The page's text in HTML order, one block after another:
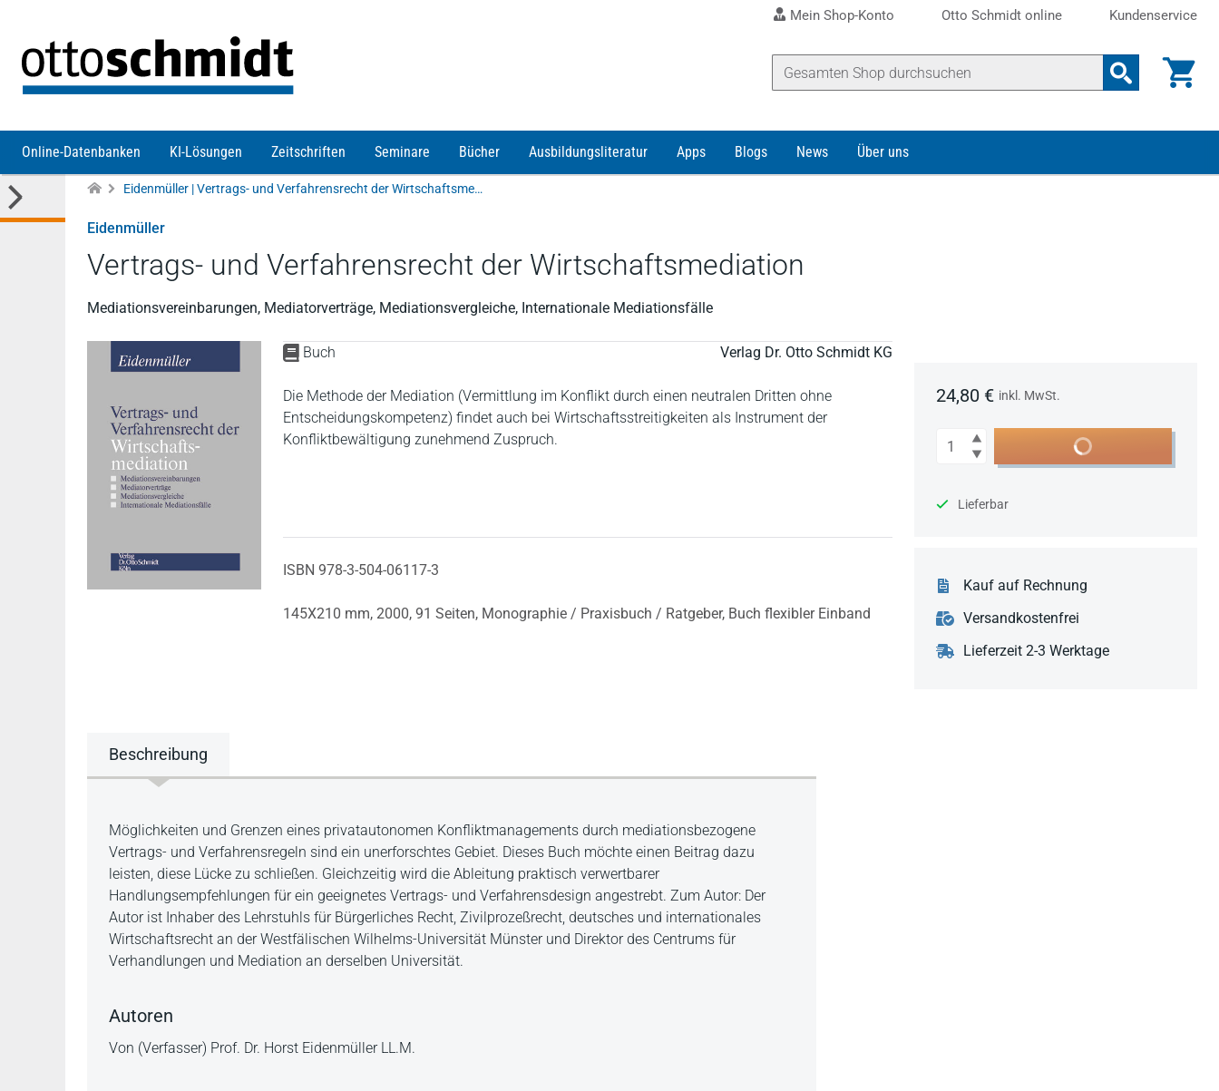
Mein Shop-Konto Otto Schmidt online Kundenservice
Online-Datenbanken KI-Lösungen Zeitschriften Seminare Bücher Ausbildungsliteratur Apps Blogs News Über uns
Eidenmüller | Vertrags- und Verfahrensrecht der Wirtschaftsmediation
Eidenmüller
Vertrags- und Verfahrensrecht der Wirtschaftsmediation
Mediationsvereinbarungen, Mediatorverträge, Mediationsvergleiche, Internationale Mediationsfälle
Buch Verlag Dr. Otto Schmidt KG
Die Methode der Mediation (Vermittlung im Konflikt durch einen neutralen Dritten ohne
Entscheidungskompetenz) findet auch bei Wirtschaftsstreitigkeiten als Instrument der
Konfliktbewältigung zunehmend Zuspruch.
ISBN 978-3-504-06117-3
145X210 mm, 2000, 91 Seiten, Monographie / Praxisbuch / Ratgeber, Buch flexibler Einband
24,80 € inkl. MwSt.
Anzahl In den Warenkorb
Lieferbar
Kauf auf Rechnung
Versandkostenfrei
Lieferzeit 2-3 Werktage
Beschreibung
Beschreibung
Möglichkeiten und Grenzen eines privatautonomen Konfliktmanagements durch mediationsbezogene
Vertrags- und Verfahrensregeln sind ein unerforschtes Gebiet. Dieses Buch möchte einen Beitrag dazu
leisten, diese Lücke zu schließen. Gleichzeitig wird die Ableitung praktisch verwertbarer
Handlungsempfehlungen für ein geeignetes Vertrags- und Verfahrensdesign angestrebt. Zum Autor: Der
Autor ist Inhaber des Lehrstuhls für Bürgerliches Recht, Zivilprozeßrecht, deutsches und internationales
Wirtschaftsrecht an der Westfälischen Wilhelms-Universität Münster und Direktor des Centrums für
Verhandlungen und Mediation an derselben Universität.
Autoren
Von (Verfasser) Prof. Dr. Horst Eidenmüller LL.M.